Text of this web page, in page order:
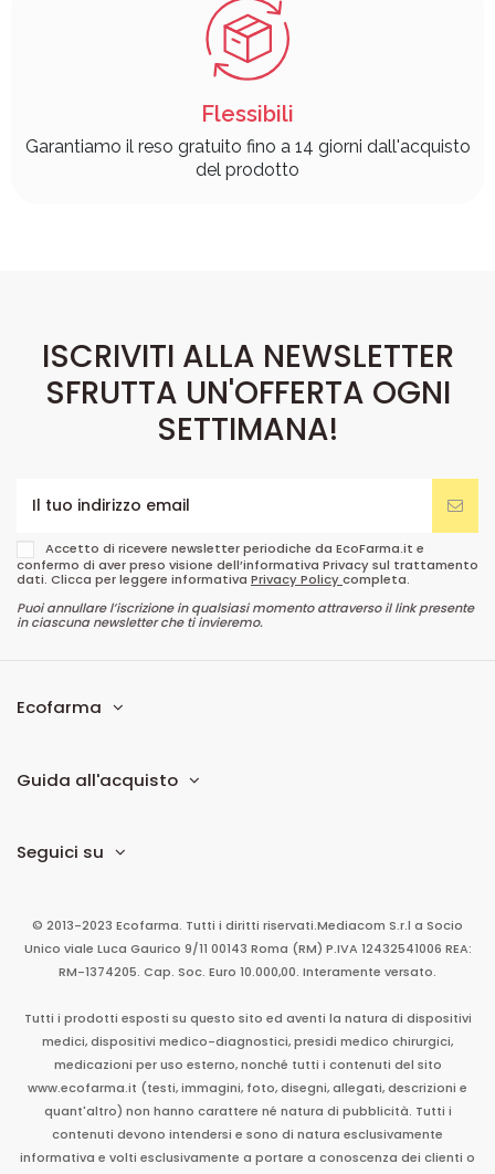
Flessibili
Garantiamo il reso gratuito fino a 14 giorni dall'acquisto
del prodotto
ISCRIVITI ALLA NEWSLETTER
SFRUTTA UN'OFFERTA OGNI
SETTIMANA!
Accetto di ricevere newsletter periodiche da EcoFarma.it e
confermo di aver preso visione dell’informativa Privacy sul trattamento
dati. Clicca per leggere informativa Privacy Policycompleta.
Puoi annullare l’iscrizione in qualsiasi momento attraverso il link presente
in ciascuna newsletter che ti invieremo.
Ecofarma
Guida all'acquisto
Seguici su
© 2013-2023 Ecofarma. Tutti i diritti riservati.Mediacom S.r.l a Socio
Unico viale Luca Gaurico 9/11 00143 Roma (RM) P.IVA 12432541006 REA:
RM-1374205. Cap. Soc. Euro 10.000,00. Interamente versato.
Tutti i prodotti esposti su questo sito ed aventi la natura di dispositivi
medici, dispositivi medico-diagnostici, presidi medico chirurgici,
medicazioni per uso esterno, nonché tutti i contenuti del sito
www.ecofarma.it (testi, immagini, foto, disegni, allegati, descrizioni e
quant'altro) non hanno carattere né natura di pubblicità. Tutti i
contenuti devono intendersi e sono di natura esclusivamente
informativa e volti esclusivamente a portare a conoscenza dei clienti o